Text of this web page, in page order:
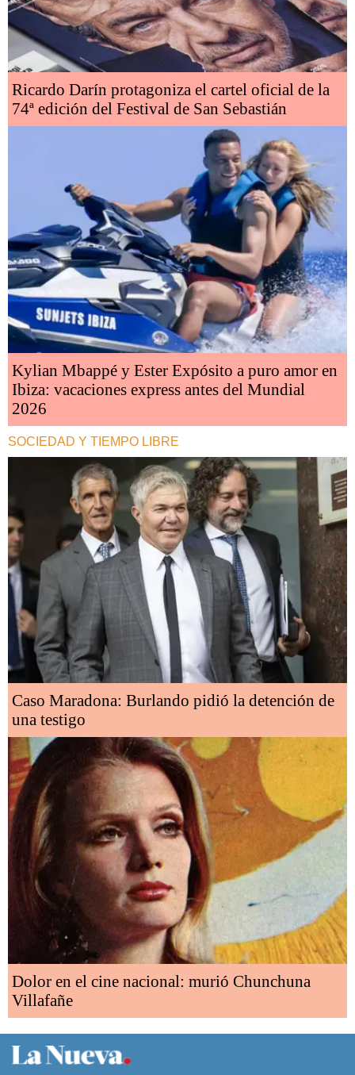
Ricardo Darín protagoniza el cartel oficial de la
74ª edición del Festival de San Sebastián
Kylian Mbappé y Ester Expósito a puro amor en
Ibiza: vacaciones express antes del Mundial
2026
SOCIEDAD Y TIEMPO LIBRE
Caso Maradona: Burlando pidió la detención de
una testigo
Dolor en el cine nacional: murió Chunchuna
Villafañe